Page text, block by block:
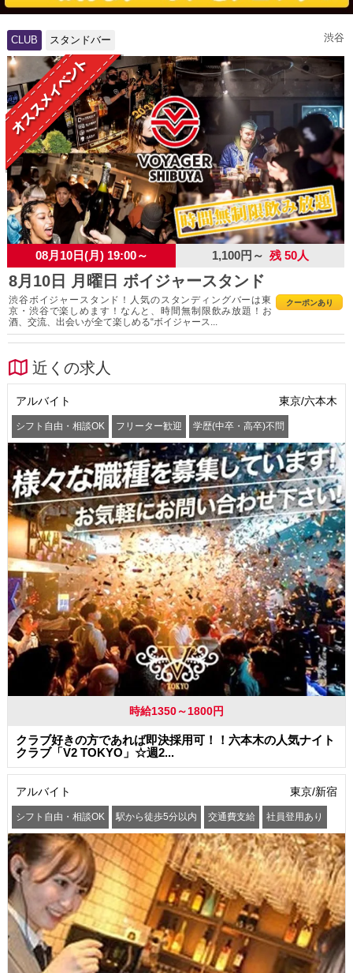
CLUB スタンドバー 渋谷
08月10日(月) 19:00～ 1,100円～ 残 50人
8月10日 月曜日 ボイジャースタンド
クーポンあり
渋谷ボイジャースタンド！人気のスタンディングバーは東
京・渋谷で楽しめます！なんと、時間無制限飲み放題！お
酒、交流、出会いが全て楽しめる“ボイジャース...
近くの求人
アルバイト 東京/六本木
シフト自由・相談OK フリーター歓迎 学歴(中卒・高卒)不問
髪型・髪色自由 交通費支給
時給1350～1800円
クラブ好きの方であれば即決採用可！！六本木の人気ナイト
クラブ「V2 TOKYO」☆週2...
アルバイト 東京/新宿
シフト自由・相談OK 駅から徒歩5分以内 交通費支給 社員登用あり